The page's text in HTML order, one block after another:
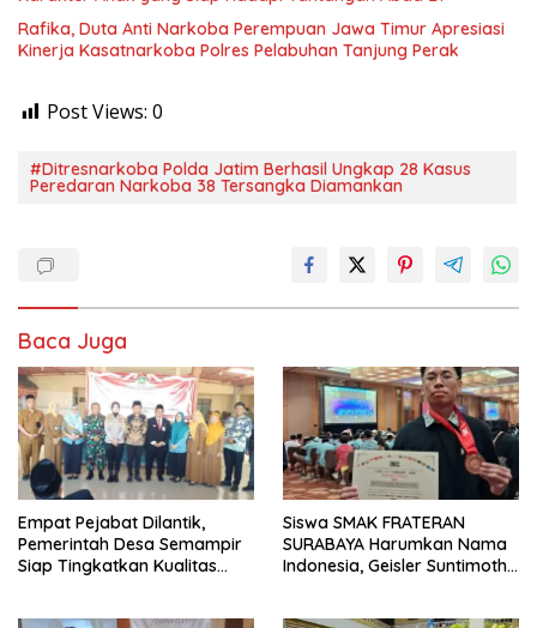
Rafika, Duta Anti Narkoba Perempuan Jawa Timur Apresiasi
Kinerja Kasatnarkoba Polres Pelabuhan Tanjung Perak
Post Views: 0
#Ditresnarkoba Polda Jatim Berhasil Ungkap 28 Kasus
Peredaran Narkoba 38 Tersangka Diamankan
Baca Juga
Empat Pejabat Dilantik,
Pemerintah Desa Semampir
Siap Tingkatkan Kualitas
Siswa SMAK FRATERAN
SURABAYA Harumkan Nama
Indonesia, Geisler Suntimothy